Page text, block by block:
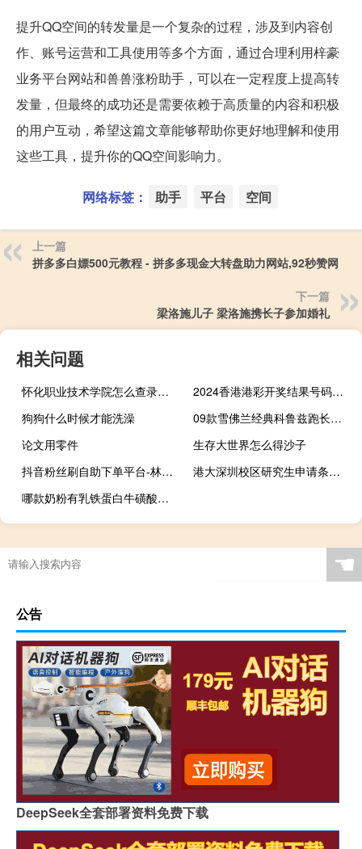
提升QQ空间的转发量是一个复杂的过程，涉及到内容创
作、账号运营和工具使用等多个方面，通过合理利用梓豪
业务平台网站和兽兽涨粉助手，可以在一定程度上提高转
发量，但最终的成功还是需要依赖于高质量的内容和积极
的用户互动，希望这篇文章能够帮助你更好地理解和使用
这些工具，提升你的QQ空间影响力。
网络标签： 助手 平台 空间
上一篇
拼多多白嫖500元教程 - 拼多多现金大转盘助力网站,92秒赞网
下一篇
梁洛施儿子 梁洛施携长子参加婚礼
相关问题
怀化职业技术学院怎么查录取结果 怀化职业技术学院
2024香港港彩开奖结果号码：澳门一码准特-最佳精选解释落实-2512.3D.A430
狗狗什么时候才能洗澡
09款雪佛兰经典科鲁兹跑长途可靠吗 雪佛兰科鲁兹2009款
论文用零件
生存大世界怎么得沙子
抖音粉丝刷自助下单平台-林陌低价qq刷空间说说赞
港大深圳校区研究生申请条件 香港大学研究生申请
哪款奶粉有乳铁蛋白牛磺酸胆碱蛋白质的 奶粉含乳铁蛋白排行榜
☚
公告
DeepSeek全套部署资料免费下载